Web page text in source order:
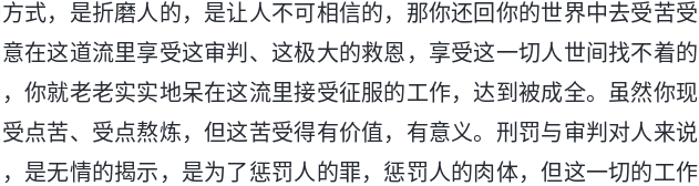
式，是折磨人的，是让人不可相信的，那你还回你的世界中去受苦受
在这道流里享受这审判、这极大的救恩，享受这一切人世间找不着的
你就老老实实地呆在这流里接受征服的工作，达到被成全。虽然你现
点苦、受点熬炼，但这苦受得有价值，有意义。刑罚与审判对人来说
是无情的揭示，是为了惩罚人的罪，惩罚人的肉体，但这一切的工作